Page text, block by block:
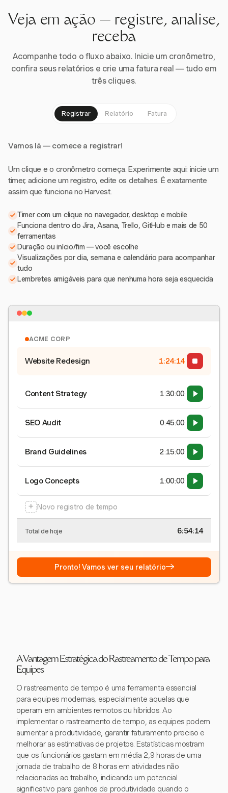
Veja em ação — registre, analise,
receba
Acompanhe todo o fluxo abaixo. Inicie um cronômetro,
confira seus relatórios e crie uma fatura real — tudo em
três cliques.
Registrar Relatório Fatura
Vamos lá — comece a registrar!
Um clique e o cronômetro começa. Experimente aqui: inicie um
timer, adicione um registro, edite os detalhes. É exatamente
assim que funciona no Harvest.
Timer com um clique no navegador, desktop e mobile
Funciona dentro do Jira, Asana, Trello, GitHub e mais de 50
ferramentas
Duração ou início/fim — você escolhe
Visualizações por dia, semana e calendário para acompanhar
tudo
Lembretes amigáveis para que nenhuma hora seja esquecida
ACME CORP
Website Redesign 1:24:15
Content Strategy 1:30:00
SEO Audit 0:45:00
Brand Guidelines 2:15:00
Logo Concepts 1:00:00
+ Novo registro de tempo
Total de hoje 6:54:15
Pronto! Vamos ver seu relatório→
A Vantagem Estratégica do Rastreamento de Tempo para
Equipes
O rastreamento de tempo é uma ferramenta essencial
para equipes modernas, especialmente aquelas que
operam em ambientes remotos ou híbridos. Ao
implementar o rastreamento de tempo, as equipes podem
aumentar a produtividade, garantir faturamento preciso e
melhorar as estimativas de projetos. Estatísticas mostram
que os funcionários gastam em média 2,9 horas de uma
jornada de trabalho de 8 horas em atividades não
relacionadas ao trabalho, indicando um potencial
significativo para ganhos de produtividade quando o